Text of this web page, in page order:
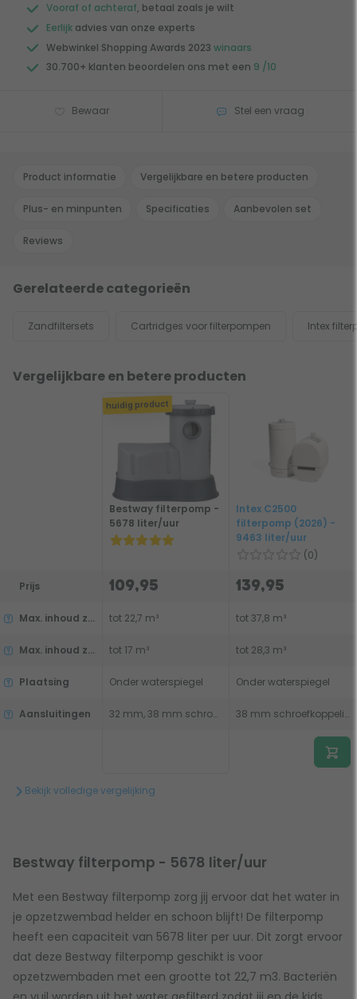
Vooraf of achteraf, betaal zoals je wilt
Eerlijk advies van onze experts
Webwinkel Shopping Awards 2023 winaars
30.700+ klanten beoordelen ons met een 9 /10
Bewaar Stel een vraag
Product informatie Vergelijkbare en betere producten
Plus- en minpunten Specificaties Aanbevolen set
Reviews
Gerelateerde categorieën
Zandfiltersets Cartridges voor filterpompen Intex
Vergelijkbare en betere producten
Prijs
Max. inhoud zwembad
Max. inhoud zwembad bij hoge weerstand
Plaatsing
Aansluitingen
huidig product
Bestway filterpomp -
5678 liter/uur
109,95
tot 22,7 m³
tot 17 m³
Onder waterspiegel
32 mm, 38 mm schroefkoppeling
Intex C2500
filterpomp (2026) -
9463 liter/uur
(0)
139,95
tot 37,8 m³
tot 28,3 m³
Onder waterspiegel
38 mm schroefkoppeling
Bekijk volledige vergelijking
Bestway filterpomp - 5678 liter/uur
Met een Bestway filterpomp zorg jij ervoor dat het water in
je opzetzwembad helder en schoon blijft! De filterpomp
heeft een capaciteit van 5678 liter per uur. Dit zorgt ervoor
dat deze Bestway filterpomp geschikt is voor
opzetzwembaden met een grootte tot 22,7 m3. Bacteriën